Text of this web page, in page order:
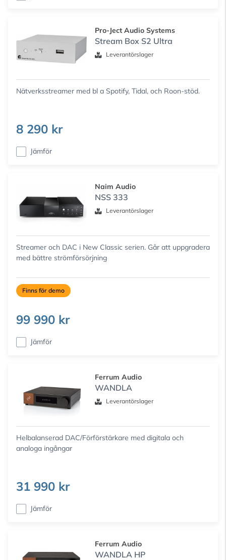
Pro-Ject Audio Systems
Stream Box S2 Ultra
Leverantörslager
Nätverksstreamer med bl a Spotify, Tidal, och Roon-stöd.
8 290 kr
Jämför
Naim Audio
NSS 333
Leverantörslager
Streamer och DAC i New Classic serien. Går att uppgradera
med bättre strömförsörjning
Finns för demo
99 990 kr
Jämför
Ferrum Audio
WANDLA
Leverantörslager
Helbalanserad DAC/Förförstärkare med digitala och
analoga ingångar
31 990 kr
Jämför
Ferrum Audio
WANDLA HP